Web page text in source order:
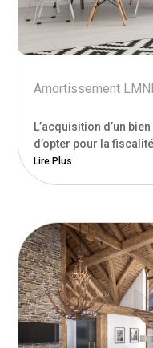
Amortissement
L’acquisition d’un
d’opter pour la
Lire Plus